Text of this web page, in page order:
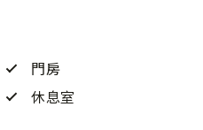
門房
休息室